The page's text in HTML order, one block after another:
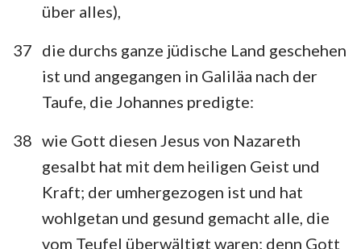
über alles),
37 die durchs ganze jüdische Land geschehen
ist und angegangen in Galiläa nach der
Taufe, die Johannes predigte:
38 wie Gott diesen Jesus von Nazareth
gesalbt hat mit dem heiligen Geist und
Kraft; der umhergezogen ist und hat
wohlgetan und gesund gemacht alle, die
vom Teufel überwältigt waren; denn Gott